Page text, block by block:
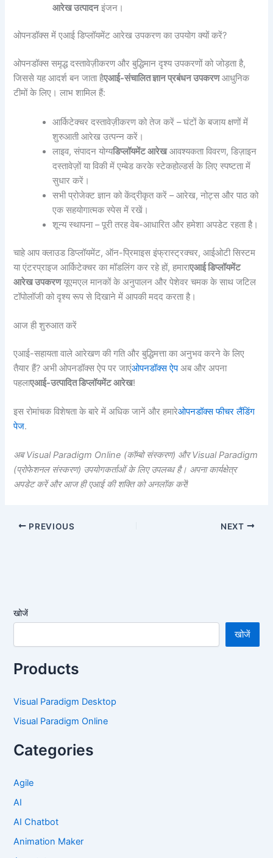
आरेख उत्पादनइंजन।
ओपनडॉक्स में एआई डिप्लॉयमेंट आरेख उपकरण का उपयोग क्यों करें?
ओपनडॉक्स समृद्ध दस्तावेज़ीकरण और बुद्धिमान दृश्य उपकरणों को जोड़ता है,
जिससे यह आदर्श बन जाता हैएआई-संचालित ज्ञान प्रबंधन उपकरणआधुनिक
टीमों के लिए। लाभ शामिल हैं:
आर्किटेक्चर दस्तावेज़ीकरण को तेज करें – घंटों के बजाय क्षणों में
शुरुआती आरेख उत्पन्न करें।
लाइव, संपादन योग्यडिप्लॉयमेंट आरेखआवश्यकता विवरण, डिज़ाइन
दस्तावेज़ों या विकी में एम्बेड करके स्टेकहोल्डर्स के लिए स्पष्टता में
सुधार करें।
सभी प्रोजेक्ट ज्ञान को केंद्रीकृत करें – आरेख, नोट्स और पाठ को
एक सहयोगात्मक स्पेस में रखें।
शून्य स्थापना – पूरी तरह वेब-आधारित और हमेशा अपडेट रहता है।
चाहे आप क्लाउड डिप्लॉयमेंट, ऑन-प्रिमाइस इंफ्रास्ट्रक्चर, आईओटी सिस्टम
या एंटरप्राइज आर्किटेक्चर का मॉडलिंग कर रहे हों, हमाराएआई डिप्लॉयमेंट
आरेख उपकरणयूएमएल मानकों के अनुपालन और पेशेवर चमक के साथ जटिल
टॉपोलॉजी को दृश्य रूप से दिखाने में आपकी मदद करता है।
आज ही शुरुआत करें
एआई-सहायता वाले आरेखण की गति और बुद्धिमत्ता का अनुभव करने के लिए
तैयार हैं? अभी ओपनडॉक्स ऐप पर जाएंओपनडॉक्स ऐपअब और अपना
पहलाएआई-उत्पादित डिप्लॉयमेंट आरेख!
इस रोमांचक विशेषता के बारे में अधिक जानें और हमारेओपनडॉक्स फीचर लैंडिंग
पेज.
अब Visual Paradigm Online (कॉम्बो संस्करण) और Visual Paradigm
(प्रोफेशनल संस्करण) उपयोगकर्ताओं के लिए उपलब्ध है। अपना कार्यक्षेत्र
अपडेट करें और आज ही एआई की शक्ति को अनलॉक करें!
PREVIOUS NEXT
खोजें
खोजें
Products
Visual Paradigm Desktop
Visual Paradigm Online
Categories
Agile
AI
AI Chatbot
Animation Maker